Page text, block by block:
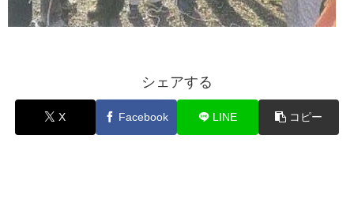
シェアする
X Facebook LINE コピー